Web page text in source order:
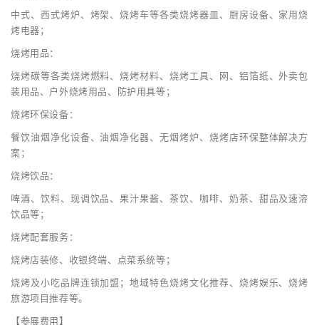
中式、西式烤炉、烤架、烧烤车等各类烧烤器皿、厨房设备、家用烧
烤电器；
烧烤用品：
烧烤碳等各类烧烤燃料、烧烤材料、烧烤工具、网、铝箔纸、外卖包
装用品、户外烧烤用品、防护用具等；
烧烤环保设备：
餐饮油烟净化设备、油烟净化器、无烟烤炉、烧烤店环保整体解决方
案；
烧烤饮品：
啤酒、饮料、现调饮品、果汁果酱、茶饮、咖啡、奶茶、甜品及速溶
饮品等；
烧烤配套服务：
烧烤店装修、收银终端、点菜系统等；
烧烤及小吃品牌连锁加盟；地域特色烧烤文化推荐、烧烤娱乐、烧烤
旅游项目推荐等。
【参展费用】